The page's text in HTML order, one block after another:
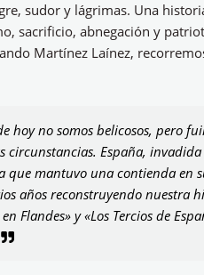
sudor y lágrimas. Una
sacrificio, abnegación y
Martínez Laínez,
hoy no somos belicosos, pero
circunstancias. España,
que mantuvo una contienda en
años reconstruyendo nuestra
Flandes» y «Los Tercios de